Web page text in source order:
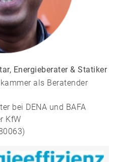
Energieberater & Statiker
als Beratender
bei DENA und BAFA
KfW